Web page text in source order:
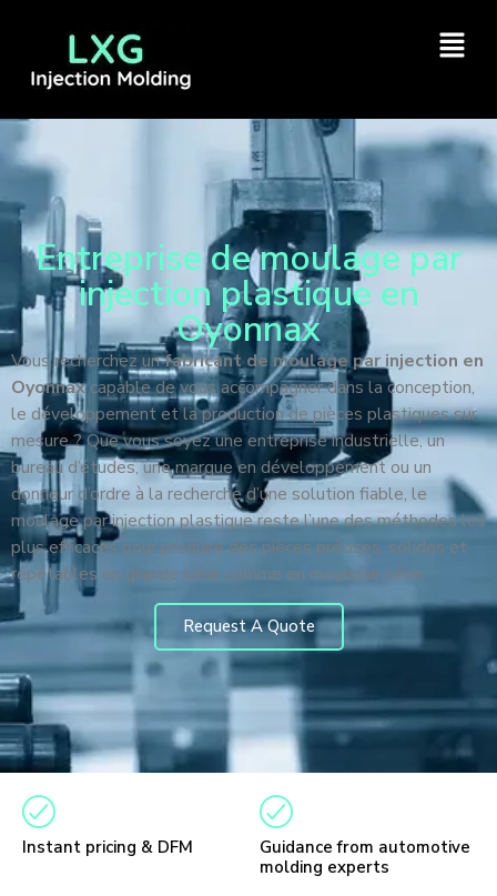
Entreprise de moulage par
injection plastique en
Oyonnax
Vous recherchez unfabricant de moulage par injection en
Oyonnaxcapable de vous accompagner dans la conception,
le développement et la production de pièces plastiques sur
mesure ? Que vous soyez une entreprise industrielle, un
bureau d’études, une marque en développement ou un
donneur d’ordre à la recherche d’une solution fiable, le
moulage par injection plastique reste l’une des méthodes les
plus efficaces pour produire des pièces précises, solides et
répétables en grande série comme en moyenne série.
Request A Quote
Instant pricing & DFM
Guidance from automotive
molding experts